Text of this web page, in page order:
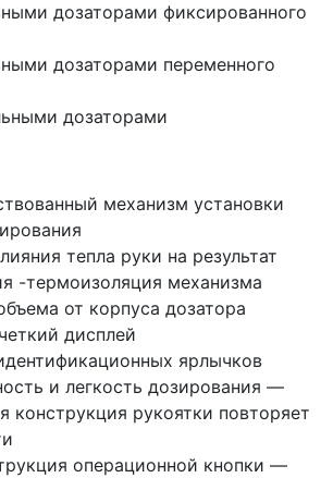
дозаторами фиксированного
дозаторами переменного
дозаторами
механизм установки
тепла руки на результат
-термоизоляция механизма
от корпуса дозатора
дисплей
ярлычков
и легкость дозирования —
конструкция рукоятки повторяет
операционной кнопки —